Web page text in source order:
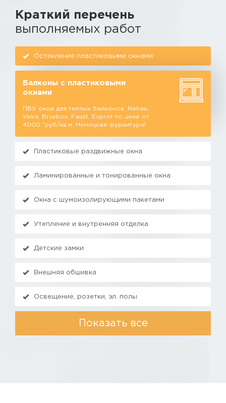
Краткий перечень
выполняемых работ
Остекление пластиковыми окнами
Балконы с пластиковыми
окнами
ПВХ окна для теплых балконов: Rehau,
Veka, Brusbox, Faust, Exprof по цене от
4000 *руб/кв.м. Немецкая фурнитура!
Пластиковые раздвижные окна
Ламинированные и тонированные окна
Окна с шумоизолирующими пакетами
Утепление и внутренняя отделка
Детские замки
Внешняя обшивка
Освещение, розетки, эл. полы
Показать все